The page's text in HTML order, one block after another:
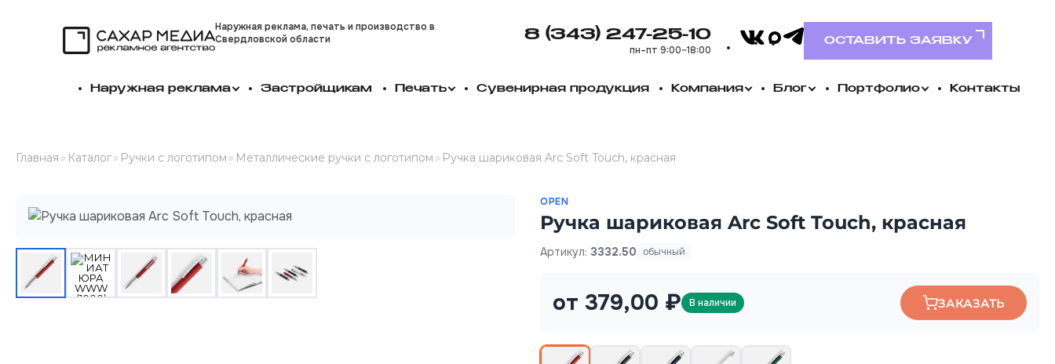
Наружная реклама, печать и производство в
Свердловской области
8 (343) 247-25-10
пн–пт 9:00–18:00
VK MAXTelegramОСТАВИТЬ ЗАЯВКУ
Наружная реклама Застройщикам Печать Сувенирная продукция Компания Блог Портфолио Контакты
Главная » Каталог» Ручки с логотипом » Металлические ручки с логотипом » Ручка шариковая Arc Soft Touch, красная
OPEN
Ручка шариковая Arc Soft Touch, красная
Артикул: 3332.50 обычный
от 379,00 ₽ В наличии ЗАКАЗАТЬ